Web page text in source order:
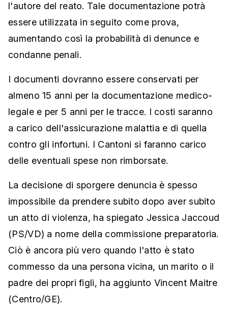
l'autore del reato. Tale documentazione potrà
essere utilizzata in seguito come prova,
aumentando così la probabilità di denunce e
condanne penali.
I documenti dovranno essere conservati per
almeno 15 anni per la documentazione medico-
legale e per 5 anni per le tracce. I costi saranno
a carico dell'assicurazione malattia e di quella
contro gli infortuni. I Cantoni si faranno carico
delle eventuali spese non rimborsate.
La decisione di sporgere denuncia è spesso
impossibile da prendere subito dopo aver subito
un atto di violenza, ha spiegato Jessica Jaccoud
(PS/VD) a nome della commissione preparatoria.
Ciò è ancora più vero quando l'atto è stato
commesso da una persona vicina, un marito o il
padre dei propri figli, ha aggiunto Vincent Maitre
(Centro/GE).